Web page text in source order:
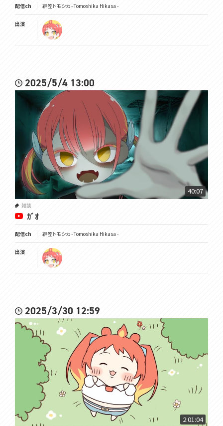
配信ch 緋笠トモシカ - Tomoshika Hikasa -
出演
2025/5/4 13:00
40:07
雑談
ｶﾞｵ
配信ch 緋笠トモシカ - Tomoshika Hikasa -
出演
2025/3/30 12:59
2:01:04